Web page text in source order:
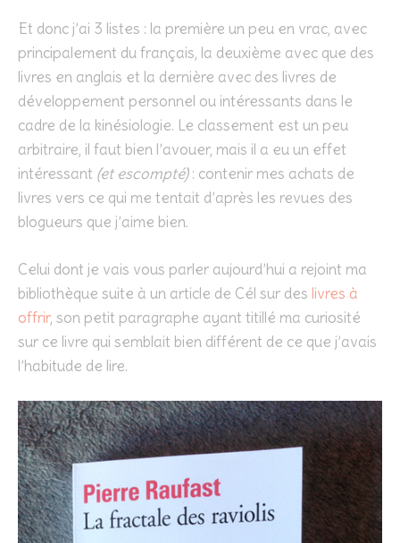
Et donc j’ai 3 listes : la première un peu en vrac, avec
principalement du français, la deuxième avec que des
livres en anglais et la dernière avec des livres de
développement personnel ou intéressants dans le
cadre de la kinésiologie. Le classement est un peu
arbitraire, il faut bien l’avouer, mais il a eu un effet
intéressant (et escompté): contenir mes achats de
livres vers ce qui me tentait d’après les revues des
blogueurs que j’aime bien.
Celui dont je vais vous parler aujourd’hui a rejoint ma
bibliothèque suite à un article de Cél sur des livres à
offrir, son petit paragraphe ayant titillé ma curiosité
sur ce livre qui semblait bien différent de ce que j’avais
l’habitude de lire.